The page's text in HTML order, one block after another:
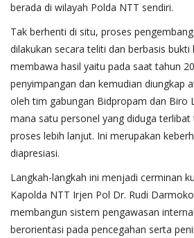
berada di wilayah Polda NTT sendiri.
Tak berhenti di situ, proses
dilakukan secara teliti dan berbasis bukti
membawa hasil yaitu pada saat tahun
penyimpangan dan kemudian diungkap
oleh tim gabungan Bidpropam dan Biro
mana satu personel yang diduga
proses lebih lanjut. Ini merupakan
diapresiasi.
Langkah-langkah ini menjadi cerminan
Kapolda NTT Irjen Pol Dr. Rudi
membangun sistem pengawasan
berorientasi pada pencegahan serta